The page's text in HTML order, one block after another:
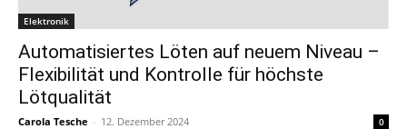
Elektronik
Automatisiertes Löten auf neuem Niveau –
Flexibilität und Kontrolle für höchste
Lötqualität
Carola Tesche - 12. Dezember 2024 0